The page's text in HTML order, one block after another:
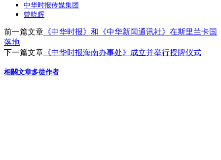
中华时报传媒集团
曾晓辉
前一篇文章 《中华时报》和《中华新闻通讯社》在斯里兰卡国
落地
下一篇文章 《中华时报海南办事处》成立并举行授牌仪式
相關文章多從作者